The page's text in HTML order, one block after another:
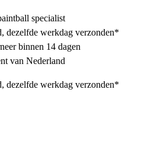
specialist
dezelfde werkdag verzonden*
binnen 14 dagen
van Nederland
dezelfde werkdag verzonden*